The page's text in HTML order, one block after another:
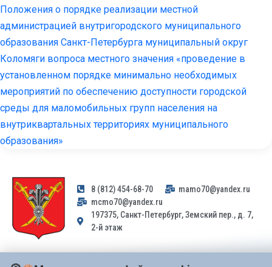
Положения о порядке реализации местной
администрацией внутригородского муниципального
образования Санкт-Петербурга муниципальный округ
Коломяги вопроса местного значения «проведение в
установленном порядке минимально необходимых
мероприятий по обеспечению доступности городской
среды для маломобильных групп населения на
внутриквартальных территориях муниципального
образования»
8 (812) 454-68-70
mamo70@yandex.ru
mcmo70@yandex.ru
197375, Санкт-Петербург, Земский пер., д. 7,
2-й этаж